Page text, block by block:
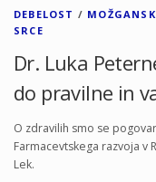
DEBELOST /
SRCE
Dr. Luka
do pravilne in
O zdravilih smo se
Farmacevtskega razvoja v
Lek.